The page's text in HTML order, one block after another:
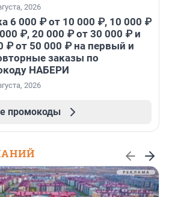
2026
6 000 ₽ от 10 000 ₽, 10 000 ₽
₽, 20 000 ₽ от 30 000 ₽ и
₽ от 50 000 ₽ на первый и
заказы по
НАБЕРИ
2026
промокоды